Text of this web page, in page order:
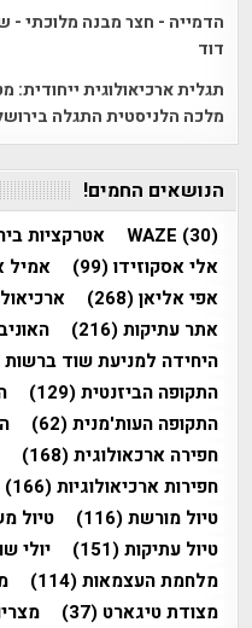
הדמייה - חצר מבנה מלוכתי -
דוד
תגלית ארכיאולוגית ייחודית:
מלכה הלניסטית התגלה
הנושאים החמים!
WAZE (30) אטרקציות
אלי אסקוזידו(99) אמיל
אפי אליאן(268)
אתר עתיקות(216)
היחידה למניעת שוד ברשות
התקופה הביזנטית(129)
התקופה העות'מנית(62)
חפירה ארכאולוגית(168)
חפירות ארכיאולוגיות(166)
טיול מורשת(116) טיול
טיול עתיקות(151) יולי
מלחמת העצמאות(114)
מצודת טיגארט (37)